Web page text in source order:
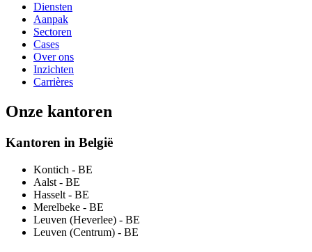
Diensten
Aanpak
Sectoren
Cases
Over ons
Inzichten
Carrières
Onze kantoren
Kantoren in België
Kontich - BE
Aalst - BE
Hasselt - BE
Merelbeke - BE
Leuven (Heverlee) - BE
Leuven (Centrum) - BE